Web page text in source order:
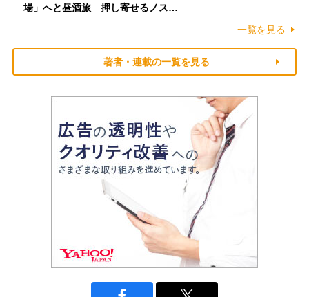
場」へと昼酒旅 押し寄せるノス…
一覧を見る
著者・連載の一覧を見る